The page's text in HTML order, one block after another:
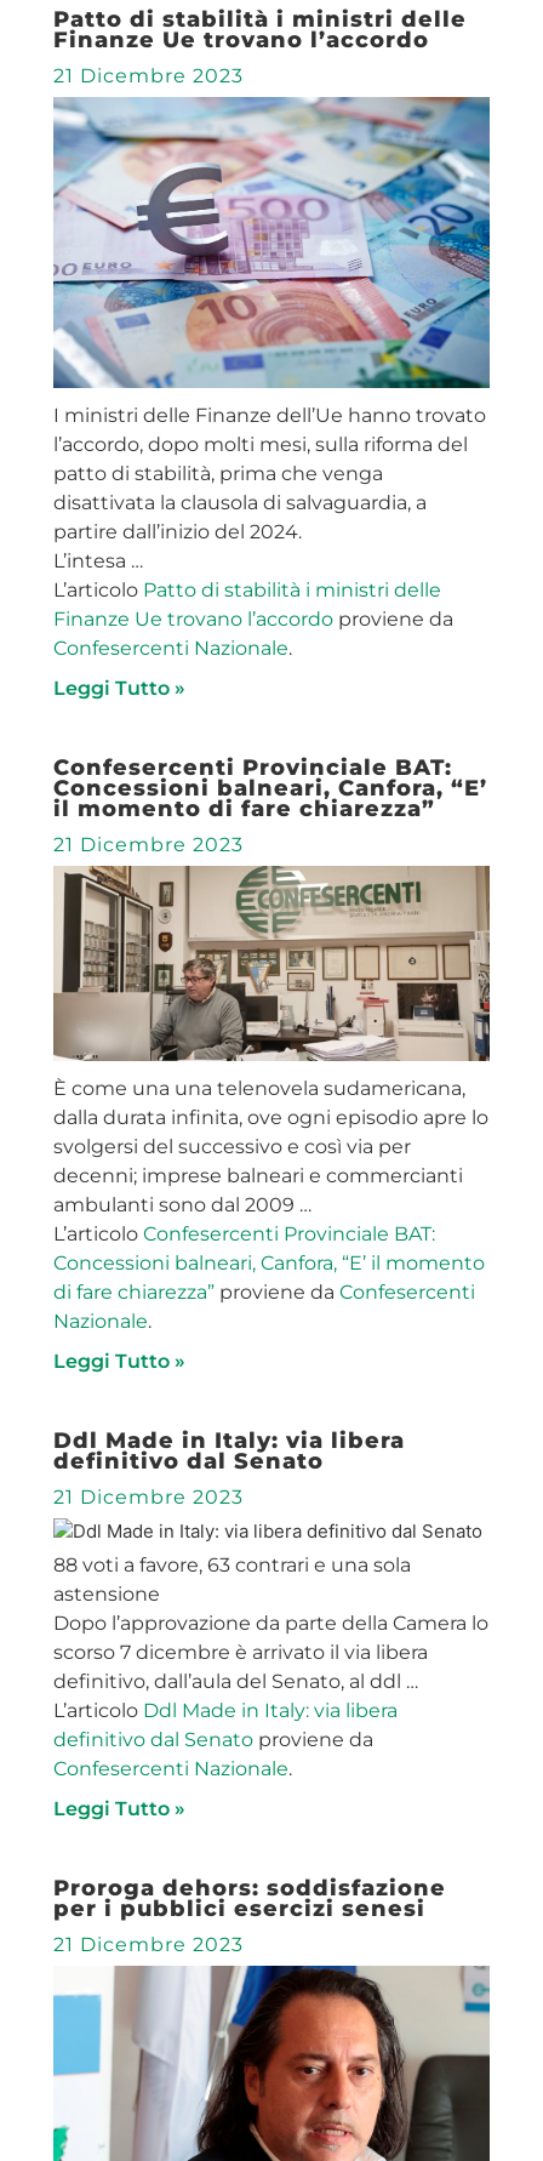
Patto di stabilità i ministri delle
Finanze Ue trovano l’accordo
21 Dicembre 2023
I ministri delle Finanze dell’Ue hanno trovato
l’accordo, dopo molti mesi, sulla riforma del
patto di stabilità, prima che venga
disattivata la clausola di salvaguardia, a
partire dall’inizio del 2024.
L’intesa …
L’articolo Patto di stabilità i ministri delle
Finanze Ue trovano l’accordo proviene da
Confesercenti Nazionale.
Leggi Tutto »
Confesercenti Provinciale BAT:
Concessioni balneari, Canfora, “E’
il momento di fare chiarezza”
21 Dicembre 2023
È come una una telenovela sudamericana,
dalla durata infinita, ove ogni episodio apre lo
svolgersi del successivo e così via per
decenni; imprese balneari e commercianti
ambulanti sono dal 2009 …
L’articoloConfesercenti Provinciale BAT:
Concessioni balneari, Canfora, “E’ il momento
di fare chiarezza” proviene daConfesercenti
Nazionale.
Leggi Tutto »
Ddl Made in Italy: via libera
definitivo dal Senato
21 Dicembre 2023
88 voti a favore, 63 contrari e una sola
astensione
Dopo l’approvazione da parte della Camera lo
scorso 7 dicembre è arrivato il via libera
definitivo, dall’aula del Senato, al ddl …
L’articolo Ddl Made in Italy: via libera
definitivo dal Senato proviene da
Confesercenti Nazionale.
Leggi Tutto »
Proroga dehors: soddisfazione
per i pubblici esercizi senesi
21 Dicembre 2023